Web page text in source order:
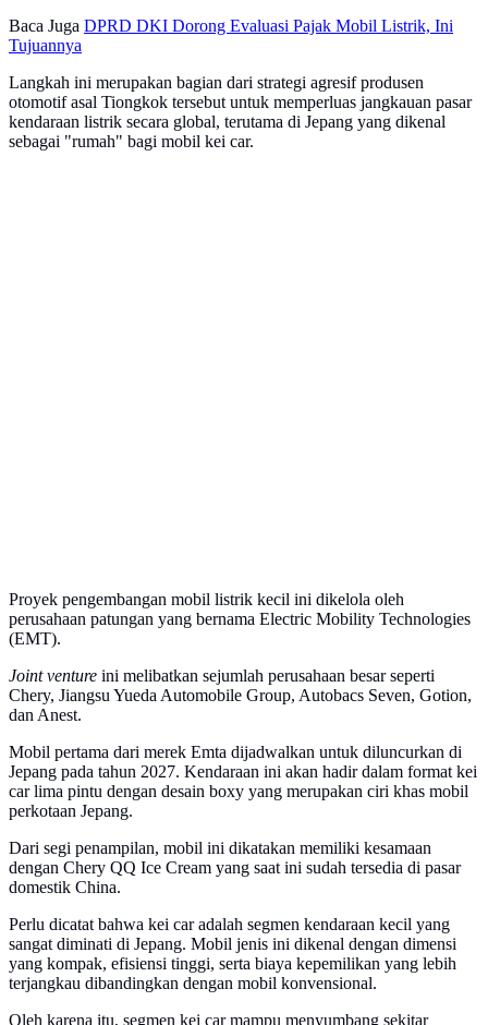
Baca Juga DPRD DKI Dorong Evaluasi Pajak Mobil Listrik, Ini
Tujuannya
Langkah ini merupakan bagian dari strategi agresif produsen
otomotif asal Tiongkok tersebut untuk memperluas jangkauan pasar
kendaraan listrik secara global, terutama di Jepang yang dikenal
sebagai "rumah" bagi mobil kei car.
Proyek pengembangan mobil listrik kecil ini dikelola oleh
perusahaan patungan yang bernama Electric Mobility Technologies
(EMT).
Joint venture ini melibatkan sejumlah perusahaan besar seperti
Chery, Jiangsu Yueda Automobile Group, Autobacs Seven, Gotion,
dan Anest.
Mobil pertama dari merek Emta dijadwalkan untuk diluncurkan di
Jepang pada tahun 2027. Kendaraan ini akan hadir dalam format kei
car lima pintu dengan desain boxy yang merupakan ciri khas mobil
perkotaan Jepang.
Dari segi penampilan, mobil ini dikatakan memiliki kesamaan
dengan Chery QQ Ice Cream yang saat ini sudah tersedia di pasar
domestik China.
Perlu dicatat bahwa kei car adalah segmen kendaraan kecil yang
sangat diminati di Jepang. Mobil jenis ini dikenal dengan dimensi
yang kompak, efisiensi tinggi, serta biaya kepemilikan yang lebih
terjangkau dibandingkan dengan mobil konvensional.
Oleh karena itu, segmen kei car mampu menyumbang sekitar